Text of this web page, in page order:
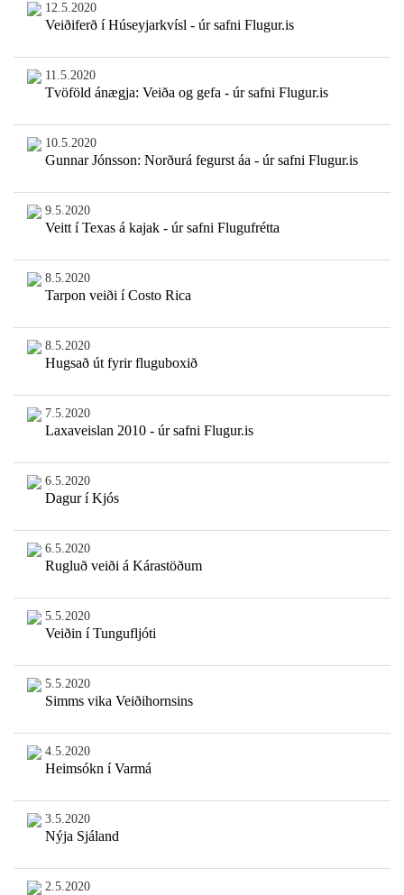
12.5.2020
Veiðiferð í Húseyjarkvísl - úr safni Flugur.is
11.5.2020
Tvöföld ánægja: Veiða og gefa - úr safni Flugur.is
10.5.2020
Gunnar Jónsson: Norðurá fegurst áa - úr safni Flugur.is
9.5.2020
Veitt í Texas á kajak - úr safni Flugufrétta
8.5.2020
Tarpon veiði í Costo Rica
8.5.2020
Hugsað út fyrir fluguboxið
7.5.2020
Laxaveislan 2010 - úr safni Flugur.is
6.5.2020
Dagur í Kjós
6.5.2020
Rugluð veiði á Kárastöðum
5.5.2020
Veiðin í Tungufljóti
5.5.2020
Simms vika Veiðihornsins
4.5.2020
Heimsókn í Varmá
3.5.2020
Nýja Sjáland
2.5.2020